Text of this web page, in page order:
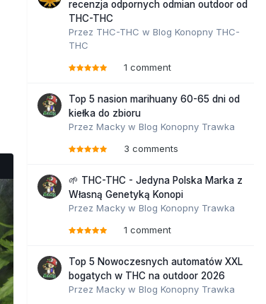
recenzja odpornych odmian outdoor od
THC-THC
Przez THC-THC w Blog Konopny THC-
THC
1 comment
Top 5 nasion marihuany 60-65 dni od
kiełka do zbioru
Przez Macky w Blog Konopny Trawka
3 comments
🌱 THC-THC - Jedyna Polska Marka z
Własną Genetyką Konopi
Przez Macky w Blog Konopny Trawka
1 comment
Top 5 Nowoczesnych automatów XXL
bogatych w THC na outdoor 2026
Przez Macky w Blog Konopny Trawka